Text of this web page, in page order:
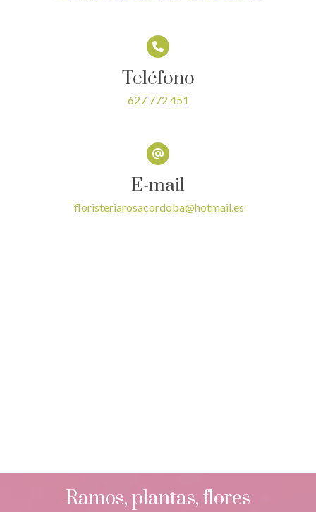
Teléfono
627 772 451
E-mail
floristeriarosacordoba@hotmail.es
Ramos, plantas, flores